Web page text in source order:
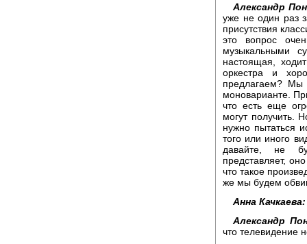
Александр
уже не один раз
присутствия
это вопрос
музыкальными
настоящая,
оркестра и
предлагаем?
моноварианте.
что есть еще
могут получить.
нужно пытаться
того или иного
давайте, не
представляет,
что такое
же мы будем
Анна Качкаева:
Александр
что телевидение